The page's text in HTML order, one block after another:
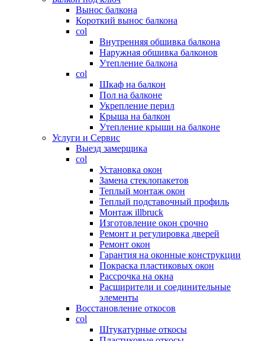
Вынос балкона
Короткий вынос балкона
col
Внутренняя обшивка балкона
Наружная обшивка балконов
Утепление балкона
col
Шкаф на балкон
Пол на балконе
Укрепление перил
Крыша на балкон
Утепление крыши на балконе
Услуги и Сервис
Выезд замерщика
col
Установка окон
Замена стеклопакетов
Теплый монтаж окон
Теплый подставочный профиль
Монтаж illbruck
Изготовление окон срочно
Ремонт и регулировка дверей
Ремонт окон
Гарантия на оконные конструкции
Покраска пластиковых окон
Рассрочка на окна
Расширители и соединительные
элементы
Восстановление откосов
col
Штукатурные откосы